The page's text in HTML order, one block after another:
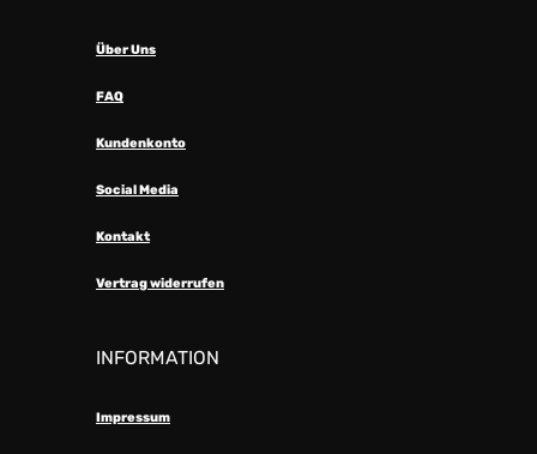
Über Uns
FAQ
Kundenkonto
Social Media
Kontakt
Vertrag widerrufen
INFORMATION
Impressum